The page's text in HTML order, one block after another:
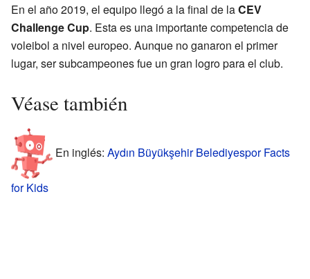
En el año 2019, el equipo llegó a la final de laCEV
Challenge Cup. Esta es una importante competencia de
voleibol a nivel europeo. Aunque no ganaron el primer
lugar, ser subcampeones fue un gran logro para el club.
Véase también
En inglés: Aydın Büyükşehir Belediyespor Facts
for Kids